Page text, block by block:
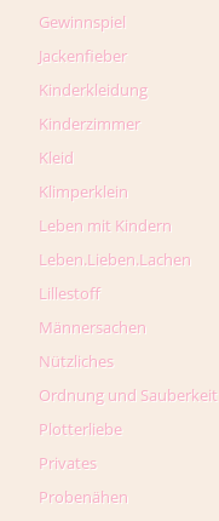
Gewinnspiel
Jackenfieber
Kinderkleidung
Kinderzimmer
Kleid
Klimperklein
Leben mit Kindern
Leben.Lieben.Lachen
Lillestoff
Männersachen
Nützliches
Ordnung und Sauberkeit
Plotterliebe
Privates
Probenähen